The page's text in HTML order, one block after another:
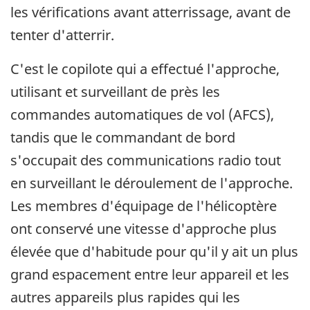
les vérifications avant atterrissage, avant de
tenter d'atterrir.
C'est le copilote qui a effectué l'approche,
utilisant et surveillant de près les
commandes automatiques de vol (AFCS),
tandis que le commandant de bord
s'occupait des communications radio tout
en surveillant le déroulement de l'approche.
Les membres d'équipage de l'hélicoptère
ont conservé une vitesse d'approche plus
élevée que d'habitude pour qu'il y ait un plus
grand espacement entre leur appareil et les
autres appareils plus rapides qui les